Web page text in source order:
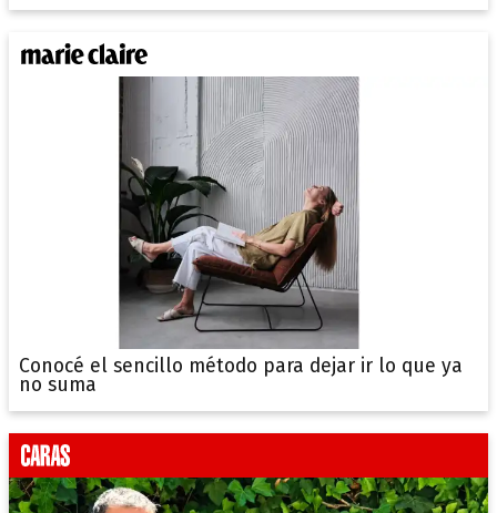
Conocé el sencillo método para dejar ir lo que ya
no suma